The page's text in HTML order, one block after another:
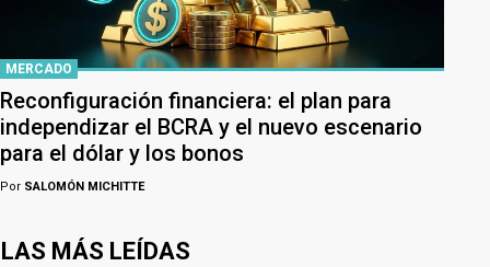
MERCADO
Reconfiguración financiera: el plan para
independizar el BCRA y el nuevo escenario
para el dólar y los bonos
Por SALOMÓN MICHITTE
LAS MÁS LEÍDAS